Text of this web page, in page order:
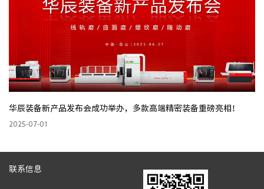
华辰装备新产品发布会成功举办，多款高端精密装备重磅亮相！
2025-07-01
联系信息